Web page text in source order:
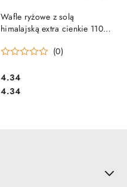
Wafle ryżowe z solą
himalajską extra cienkie 110g
(0)
Cena:
4.34
Cena:
4.34